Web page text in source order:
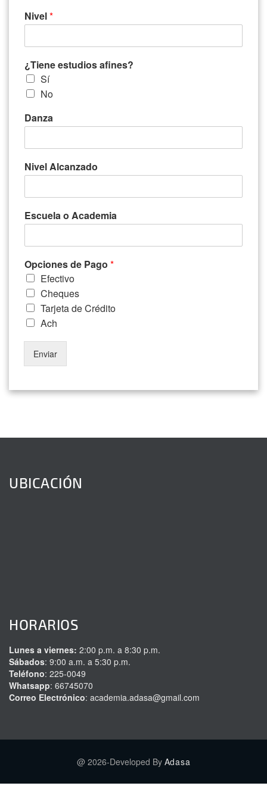
Nivel*
¿Tiene estudios afines?
Sí
No
Danza
Nivel Alcanzado
Escuela o Academia
Opciones de Pago *
Efectivo
Cheques
Tarjeta de Crédito
Ach
Enviar
UBICACIÓN
HORARIOS
Lunes a viernes: 2:00 p.m. a 8:30 p.m.
Sábados: 9:00 a.m. a 5:30 p.m.
Teléfono: 225-0049
Whatsapp: 66745070
Correo Electrónico: academia.adasa@gmail.com
@ 2026-Developed By Adasa